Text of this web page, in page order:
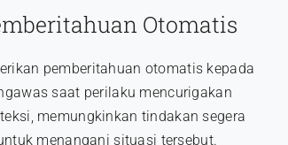
Otomatis
pemberitahuan otomatis kepada
saat perilaku mencurigakan
memungkinkan tindakan segera
menangani situasi tersebut.